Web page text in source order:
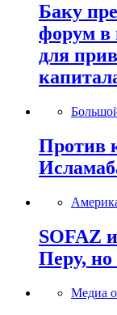
Баку
форум в
для
Против
SOFAZ
Перу,
Медиа